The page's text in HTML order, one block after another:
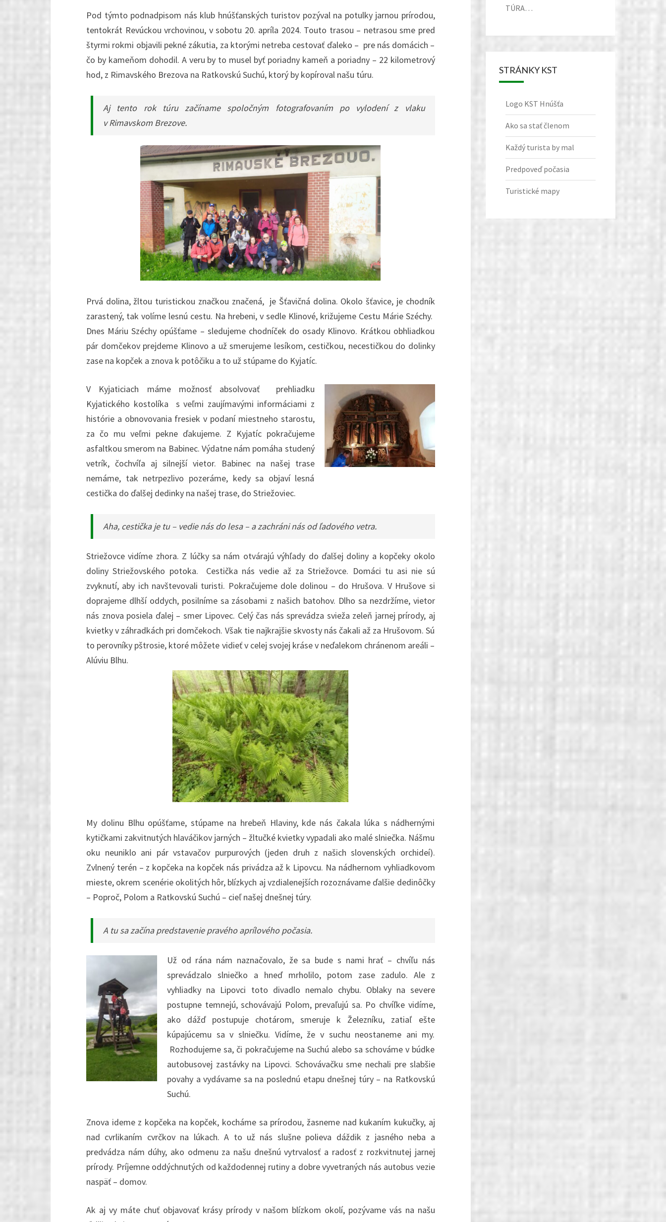
Z
VŔŠKU
NA
VŔŠOK
Pod týmto podnadpisom nás klub hnúšťanských turistov pozýval na potulky jarnou prírodou,
tentokrát Revúckou vrchovinou, v sobotu 20. apríla 2024. Touto trasou – netrasou sme pred
štyrmi rokmi objavili pekné zákutia, za ktorými netreba cestovať ďaleko – pre nás domácich –
čo by kameňom dohodil. A veru by to musel byť poriadny kameň a poriadny – 22 kilometrový
hod, z Rimavského Brezova na Ratkovskú Suchú, ktorý by kopíroval našu túru.
Aj tento rok túru začíname spoločným fotografovaním po vylodení z vlaku
v Rimavskom Brezove.
Prvá dolina, žltou turistickou značkou značená, je Šťavičná dolina. Okolo šťavice, je chodník
zarastený, tak volíme lesnú cestu. Na hrebeni, v sedle Klinové, križujeme Cestu Márie Széchy.
Dnes Máriu Széchy opúšťame – sledujeme chodníček do osady Klinovo. Krátkou obhliadkou
pár domčekov prejdeme Klinovo a už smerujeme lesíkom, cestičkou, necestičkou do dolinky
zase na kopček a znova k potôčiku a to už stúpame do Kyjatíc.
V Kyjaticiach máme možnosť absolvovať prehliadku
Kyjatického kostolíka s veľmi zaujímavými informáciami z
histórie a obnovovania fresiek v podaní miestneho starostu,
za čo mu veľmi pekne ďakujeme. Z Kyjatíc pokračujeme
asfaltkou smerom na Babinec. Výdatne nám pomáha studený
vetrík, čochvíľa aj silnejší vietor. Babinec na našej trase
nemáme, tak netrpezlivo pozeráme, kedy sa objaví lesná
cestička do ďalšej dedinky na našej trase, do Striežoviec.
Aha, cestička je tu – vedie nás do lesa – a zachráni nás od ľadového vetra.
Striežovce vidíme zhora. Z lúčky sa nám otvárajú výhľady do ďalšej doliny a kopčeky okolo
doliny Striežovského potoka. Cestička nás vedie až za Striežovce. Domáci tu asi nie sú
zvyknutí, aby ich navštevovali turisti. Pokračujeme dole dolinou – do Hrušova. V Hrušove si
doprajeme dlhší oddych, posilníme sa zásobami z našich batohov. Dlho sa nezdržíme, vietor
nás znova posiela ďalej – smer Lipovec. Celý čas nás sprevádza svieža zeleň jarnej prírody, aj
kvietky v záhradkách pri domčekoch. Však tie najkrajšie skvosty nás čakali až za Hrušovom. Sú
to perovníky pštrosie, ktoré môžete vidieť v celej svojej kráse v neďalekom chránenom areáli –
Alúviu Blhu.
My dolinu Blhu opúšťame, stúpame na hrebeň Hlaviny, kde nás čakala lúka s nádhernými
kytičkami zakvitnutých hlaváčikov jarných – žltučké kvietky vypadali ako malé slniečka. Nášmu
oku neuniklo ani pár vstavačov purpurových (jeden druh z našich slovenských orchideí).
Zvlnený terén – z kopčeka na kopček nás privádza až k Lipovcu. Na nádhernom vyhliadkovom
mieste, okrem scenérie okolitých hôr, blízkych aj vzdialenejších rozoznávame ďalšie dedinôčky
– Poproč, Polom a Ratkovskú Suchú – cieľ našej dnešnej túry.
A tu sa začína predstavenie pravého aprílového počasia.
Už od rána nám naznačovalo, že sa bude s nami hrať – chvíľu nás
sprevádzalo slniečko a hneď mrholilo, potom zase zadulo. Ale z
vyhliadky na Lipovci toto divadlo nemalo chybu. Oblaky na severe
postupne temnejú, schovávajú Polom, prevaľujú sa. Po chvíľke vidíme,
ako dážď postupuje chotárom, smeruje k Železníku, zatiaľ ešte
kúpajúcemu sa v slniečku. Vidíme, že v suchu neostaneme ani my.
Rozhodujeme sa, či pokračujeme na Suchú alebo sa schováme v búdke
autobusovej zastávky na Lipovci. Schovávačku sme nechali pre slabšie
povahy a vydávame sa na poslednú etapu dnešnej túry – na Ratkovskú
Suchú.
Znova ideme z kopčeka na kopček, kocháme sa prírodou, žasneme nad kukaním kukučky, aj
nad cvrlikaním cvrčkov na lúkach. A to už nás slušne polieva dáždik z jasného neba a
predvádza nám dúhy, ako odmenu za našu dnešnú vytrvalosť a radosť z rozkvitnutej jarnej
prírody. Príjemne oddýchnutých od každodennej rutiny a dobre vyvetraných nás autobus vezie
naspäť – domov.
Ak aj vy máte chuť objavovať krásy prírody v našom blízkom okolí, pozývame vás na našu
TÚRA…
STRÁNKY KST
Logo KST Hnúšťa
Ako sa stať členom
Každý turista by mal
Predpoveď počasia
Turistické mapy